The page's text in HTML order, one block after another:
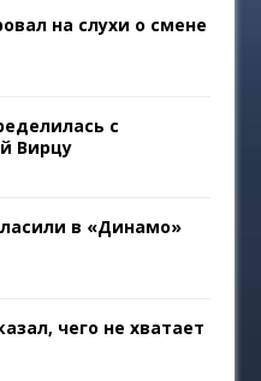
на слухи о смене
с
Вирцу
в «Динамо»
чего не хватает